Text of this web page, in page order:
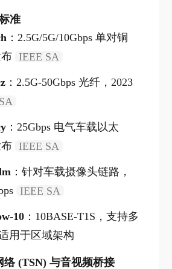
准
：2.5G/5G/10Gbps 单对铜
IEEE SA
：2.5G-50Gbps 光纤，2023
：25Gbps 电气车载以太
IEEE SA
：针对车载摄像头链路，
IEEE SA
10 ：10BASE-T1S，支持多
用于区域架构
(TSN) 与音视频桥接